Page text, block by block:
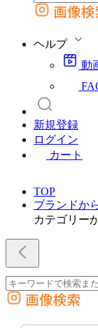
外部サイトの
画像検
ヘルプ
動
新規登録
ログイン
カート
TOP
ブランドか
カテゴリー
外部サイトの商品をカ
他のサイトで見つけた商品
画像検索